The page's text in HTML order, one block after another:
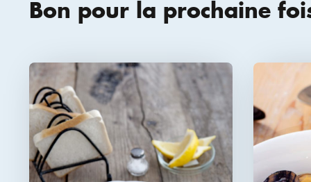
Bon pour la prochaine